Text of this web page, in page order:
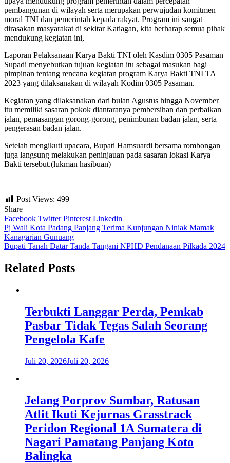
pembangunan di wilayah serta merupakan perwujudan komitmen
moral TNI dan pemerintah kepada rakyat. Program ini sangat
dirasakan masyarakat di sekitar Katiagan, kita berharap semua pihak
mendukung kegiatan ini,
Laporan Pelaksanaan Karya Bakti TNI oleh Kasdim 0305 Pasaman
Supadi menyebutkan tujuan kegiatan itu sebagai masukan bagi
pimpinan tentang rencana kegiatan program Karya Bakti TNI TA
2023 yang dilaksanakan di wilayah Kodim 0305 Pasaman.
Kegiatan yang dilaksanakan dari bulan Agustus hingga November
itu memiliki sasaran pokok diantaranya pembersihan dan perbaikan
jalan, pemasangan gorong-gorong, penimbunan badan jalan, serta
pengerasan badan jalan.
Setelah mengikuti upacara, Bupati Hamsuardi bersama rombongan
juga langsung melakukan peninjauan pada sasaran lokasi Karya
Bakti tersebut.(lukman hasibuan)
Post Views: 499
Share
Facebook TwitterPinterest Linkedin
Navigasi
pos
Pj Wali Kota Padang Panjang Terima Kunjungan Niniak Mamak
Kanagarian Gunuang
Bupati Tanah Datar Tanda Tangani NPHD Pendanaan Pilkada 2024
Related Posts
Terbukti Langgar Perda, Pemkab
Pasbar Tidak Tegas Salah Seorang
Pengelola Kafe
Juli 20, 2026Juli 20, 2026
Jelang Porprov Sumbar, Ratusan
Atlit Ikuti Kejurnas Grasstrack
Peridon Regional 1A Sumatera di
Nagari Pamatang Panjang Koto
Balingka